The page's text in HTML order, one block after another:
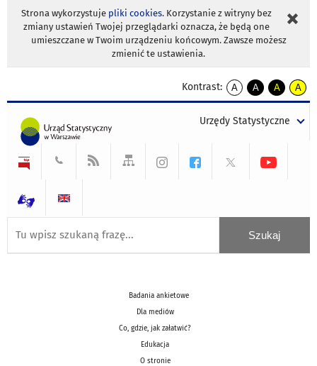
Strona wykorzystuje pliki cookies. Korzystanie z witryny bez
zmiany ustawień Twojej przeglądarki oznacza, że będą one
umieszczane w Twoim urządzeniu końcowym. Zawsze możesz
zmienić te ustawienia.
Kontrast:
A
kontrast
A
kontrast
tekst
czarnym
A
kontrast
tekst
czarnym
A
tekst
żółtym
Urzędy Statystyczne
Badania ankietowe
Dla mediów
Co, gdzie, jak załatwić?
Edukacja
O stronie